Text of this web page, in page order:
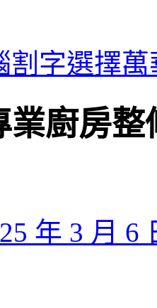
割字選擇
業廚房
年 3 月 6